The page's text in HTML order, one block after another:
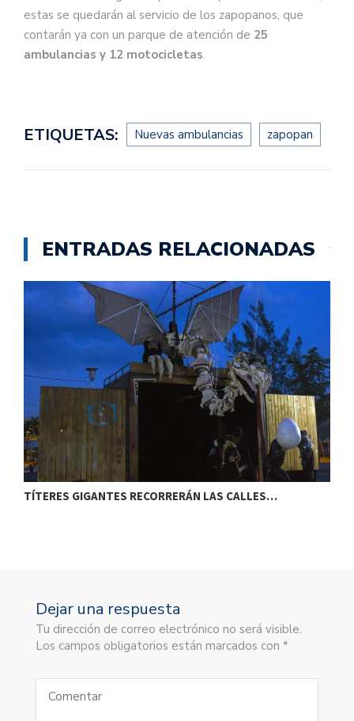
estas se quedarán al servicio de los zapopanos, que
contarán ya con un parque de atención de 25
ambulancias y 12 motocicletas.
ETIQUETAS: Nuevas ambulancias zapopan
ENTRADAS RELACIONADAS
TÍTERES GIGANTES RECORRERÁN LAS CALLES…
Dejar una respuesta
Tu dirección de correo electrónico no será visible.
Los campos obligatorios están marcados con *